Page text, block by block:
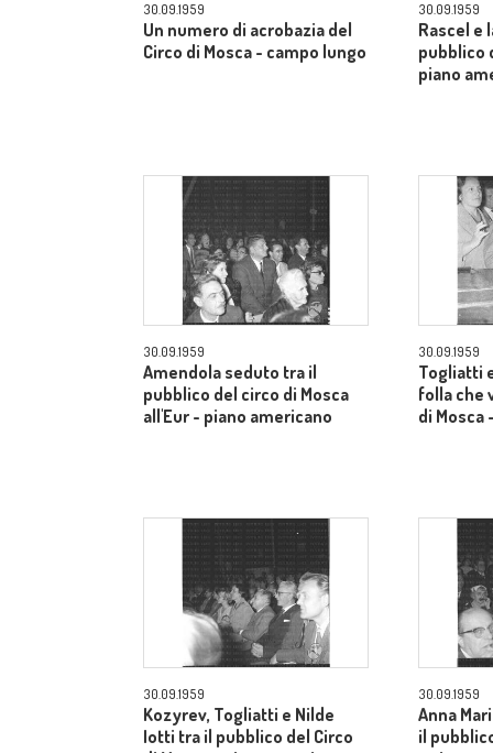
30.09.1959
Un numero di acrobazia del
Circo di Mosca - campo lungo
30.09.1959
Rascel e
pubblico
piano
30.09.1959
Amendola seduto tra il
pubblico del circo di Mosca
all'Eur - piano americano
30.09.1959
Togliatti
folla che
di Mosca
30.09.1959
Kozyrev, Togliatti e Nilde
Iotti tra il pubblico del Circo
30.09.1959
Anna
il